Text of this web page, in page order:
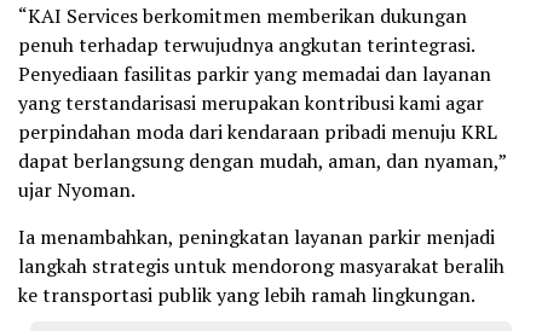
“KAI Services berkomitmen memberikan dukungan
penuh terhadap terwujudnya angkutan terintegrasi.
Penyediaan fasilitas parkir yang memadai dan layanan
yang terstandarisasi merupakan kontribusi kami agar
perpindahan moda dari kendaraan pribadi menuju KRL
dapat berlangsung dengan mudah, aman, dan nyaman,”
ujar Nyoman.
Ia menambahkan, peningkatan layanan parkir menjadi
langkah strategis untuk mendorong masyarakat beralih
ke transportasi publik yang lebih ramah lingkungan.